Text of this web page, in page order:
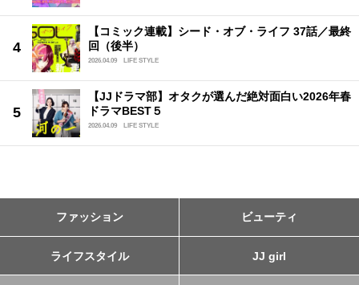
【コミック連載】シード・オブ・ライフ 37話／最終
回（後半）
2026.04.09 LIFE STYLE
【JJドラマ部】オタクが選んだ絶対面白い2026年春
ドラマBEST５
2026.04.09 LIFE STYLE
ファッション ビューティ
ライフスタイル JJ girl